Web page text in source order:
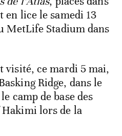
lice le samedi 13
MetLife Stadium dans
visité, ce mardi 5 mai,
Ridge, dans le
camp de base des
Hakimi lors de la